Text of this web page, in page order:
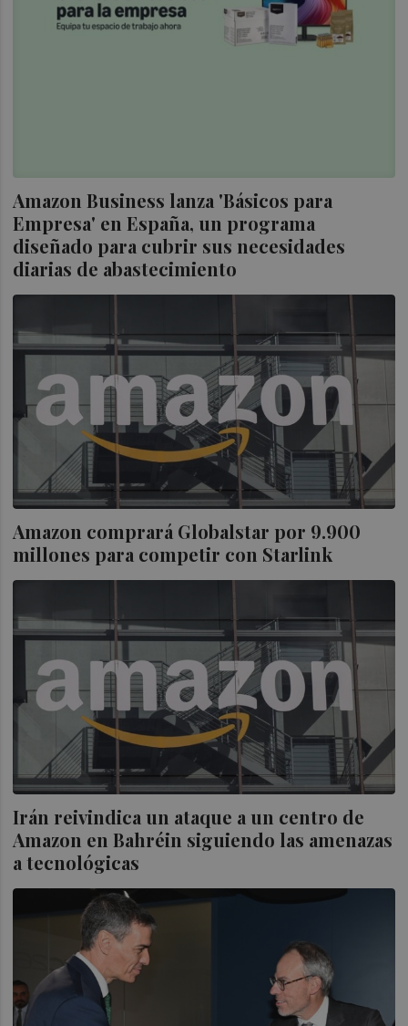
Amazon Business lanza 'Básicos para
Empresa' en España, un programa
diseñado para cubrir sus necesidades
diarias de abastecimiento
Amazon comprará Globalstar por 9.900
millones para competir con Starlink
Irán reivindica un ataque a un centro de
Amazon en Bahréin siguiendo las amenazas
a tecnológicas